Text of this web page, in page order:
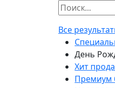
Все
День
Хит
Премиум